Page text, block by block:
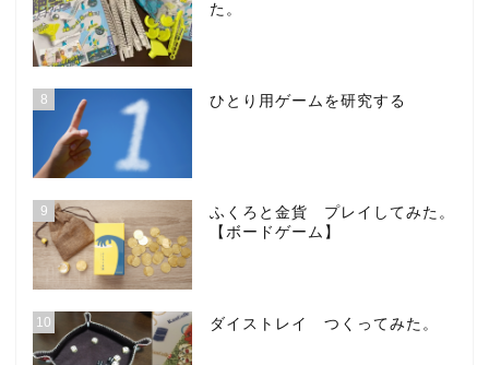
た。
8 ひとり用ゲームを研究する
9
ふくろと金貨 プレイしてみた。
【ボードゲーム】
10 ダイストレイ つくってみた。